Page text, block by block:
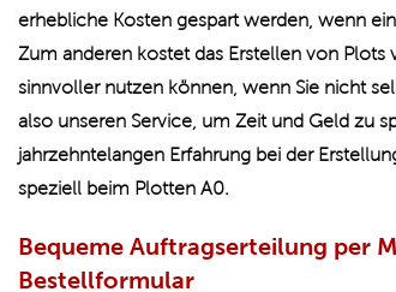
erhebliche Kosten gespart werden, wenn
Zum anderen kostet das Erstellen von Plots
sinnvoller nutzen können, wenn Sie nicht
also unseren Service, um Zeit und Geld zu
jahrzehntelangen Erfahrung bei der
speziell beim Plotten A0.
Bequeme Auftragserteilung per
Bestellformular